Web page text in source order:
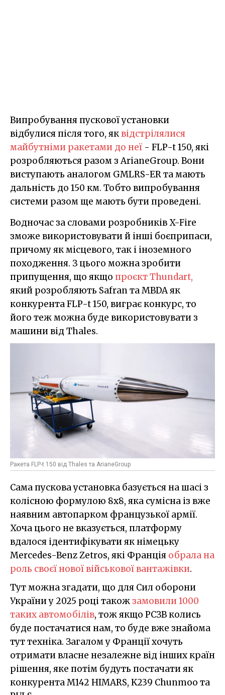
Випробування пускової установки
відбулися після того, яквідстрілялися
майбутніми ракетами до неї - FLP-t 150, які
розробляються разом з ArianeGroup. Вони
виступають аналогом GMLRS-ER та мають
дальність до 150 км. Тобто випробування
системи разом ще мають бути проведені.
Водночас за словами розробників X-Fire
зможе використовувати й інші боєприпаси,
причому як місцевого, так і іноземного
походження. З цього можна зробити
припущення, що якщо проєкт Thundart,
який розробляють Safran та MBDA як
конкурента FLP-t 150, виграє конкурс, то
його теж можна буде використовувати з
машини від Thales.
Ракета FLP-t 150 від Thales та ArianeGroup
Сама пускова установка базується на шасі з
колісною формулою 8x8, яка сумісна із вже
наявним автопарком французької армії.
Хоча цього не вказується, платформу
вдалося ідентифікувати як німецьку
Mercedes-Benz Zetros, які Франція обрала на
роль своєї нової військової вантажівки.
Тут можна згадати, що для Сил оборони
України у 2025 році також замовили 1000
таких автомобілів, тож якщо РСЗВ колись
буде постачатися нам, то буде вже знайома
тут техніка. Загалом у Франції хочуть
отримати власне незалежне від інших країн
рішення, яке потім будуть постачати як
конкурента M142 HIMARS, K239 Chunmoo та